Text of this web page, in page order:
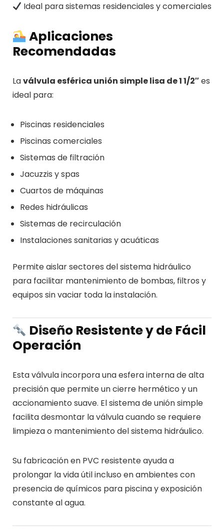
Ideal para sistemas residenciales y comerciales
Aplicaciones
Recomendadas
Laválvula esférica unión simple lisa de 1 1/2″es
ideal para:
Piscinas residenciales
Piscinas comerciales
Sistemas de filtración
Jacuzzis y spas
Cuartos de máquinas
Redes hidráulicas
Sistemas de recirculación
Instalaciones sanitarias y acuáticas
Permite aislar sectores del sistema hidráulico
para facilitar mantenimiento de bombas, filtros y
equipos sin vaciar toda la instalación.
Diseño Resistente y de Fácil
Operación
Esta válvula incorpora una esfera interna de alta
precisión que permite un cierre hermético y un
accionamiento suave. El sistema de unión simple
facilita desmontar la válvula cuando se requiere
limpieza o mantenimiento del sistema hidráulico.
Su fabricación en PVC resistente ayuda a
prolongar la vida útil incluso en ambientes con
presencia de químicos para piscina y exposición
constante al agua.